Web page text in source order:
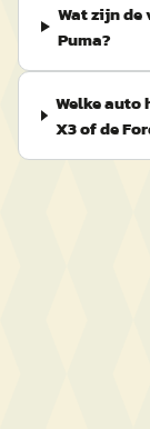
Wat zijn de
Puma?
Welke auto
X3 of de